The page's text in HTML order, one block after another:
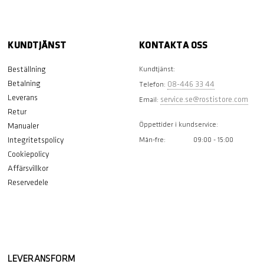
KUNDTJÄNST
Beställning
Betalning
Leverans
Retur
Manualer
Integritetspolicy
Cookiepolicy
Affärsvillkor
Reservedele
KONTAKTA OSS
Kundtjänst:
Telefon: 08-446 33 44
Email: service.se@rostistore.com
Öppettider i kundservice:
Mån-fre: 09:00 - 15:00
LEVERANSFORM